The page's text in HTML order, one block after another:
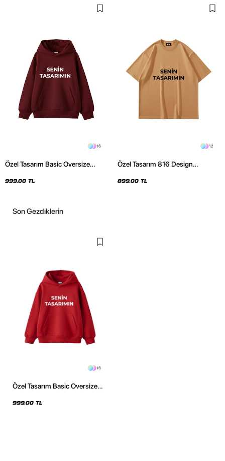
16
Özel Tasarım Basic Oversize
999,00 TL
12
Özel Tasarım 816 Design
Oversize Tshirt
899,00 TL
Son Gezdiklerin
16
Özel Tasarım Basic Oversize
999,00 TL